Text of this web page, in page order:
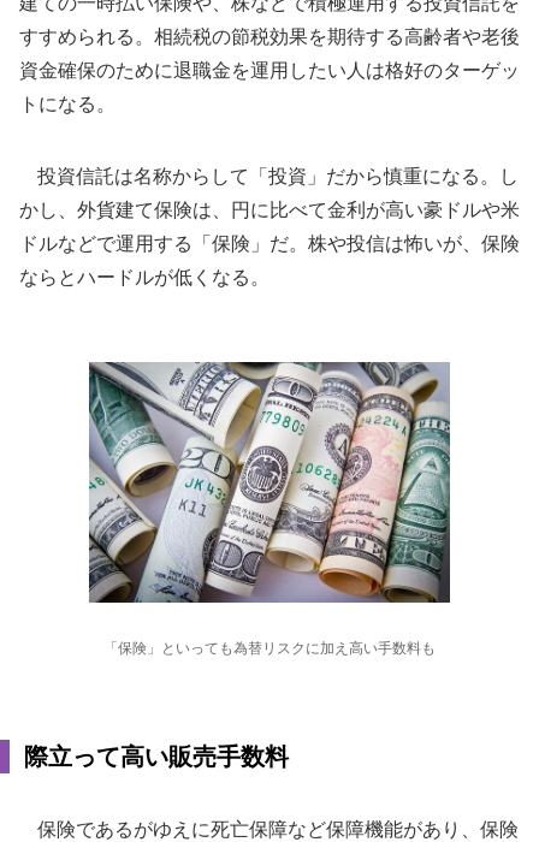
すすめられる。相続税の節税効果を期待する高齢者や老後
資金確保のために退職金を運用したい人は格好のターゲッ
トになる。
投資信託は名称からして「投資」だから慎重になる。し
かし、外貨建て保険は、円に比べて金利が高い豪ドルや米
ドルなどで運用する「保険」だ。株や投信は怖いが、保険
ならとハードルが低くなる。
「保険」といっても為替リスクに加え高い手数料も
際立って高い販売手数料
保険であるがゆえに死亡保障など保障機能があり、保険